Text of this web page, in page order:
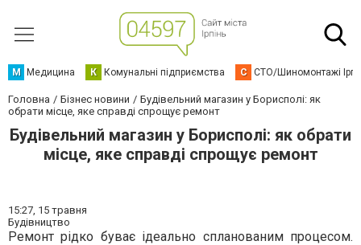
М Медицина К Комунальні підприємства С СТО/Шиномонтажі
Головна Бізнес новини
Будівельний магазин у Борисполі: як
обрати місце, яке справді спрощує ремонт
Будівельний магазин у Борисполі: як обрати
місце, яке справді спрощує ремонт
15:27, 15 травня
Будівництво
Ремонт рідко буває ідеально спланованим процесом.